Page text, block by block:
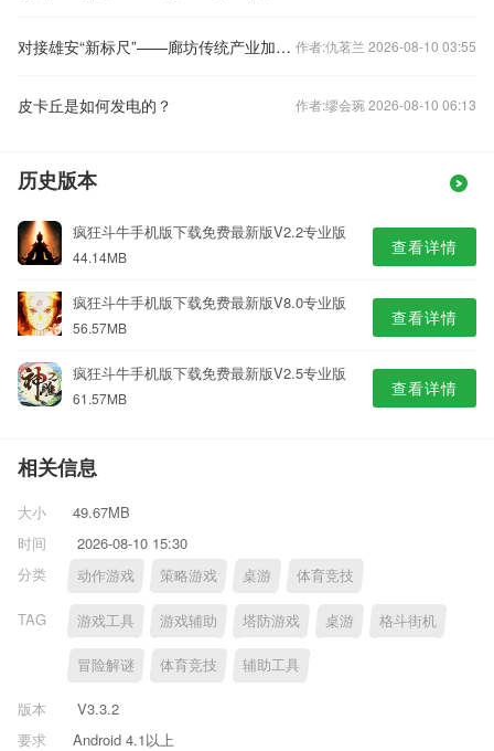
对接雄安“新标尺”——廊坊传统产业加速提质焕新 作者:仇茗兰 2026-08-10 03:55
皮卡丘是如何发电的？ 作者:缪会琬 2026-08-10 06:13
历史版本
疯狂斗牛手机版下载免费最新版V2.2专业版
44.14MB 查看详情
疯狂斗牛手机版下载免费最新版V8.0专业版
56.57MB 查看详情
疯狂斗牛手机版下载免费最新版V2.5专业版
61.57MB 查看详情
相关信息
大小
49.67MB
时间
2026-08-10 15:30
分类
动作游戏 策略游戏 桌游 体育竞技
TAG 游戏工具 游戏辅助 塔防游戏 桌游 格斗街机
冒险解谜 体育竞技 辅助工具
版本
V3.3.2
要求
Android 4.1以上